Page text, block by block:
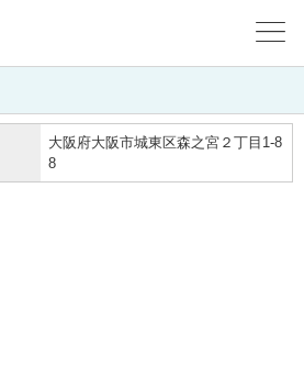
大阪府大阪市城東区森之宮２丁目1-8
8